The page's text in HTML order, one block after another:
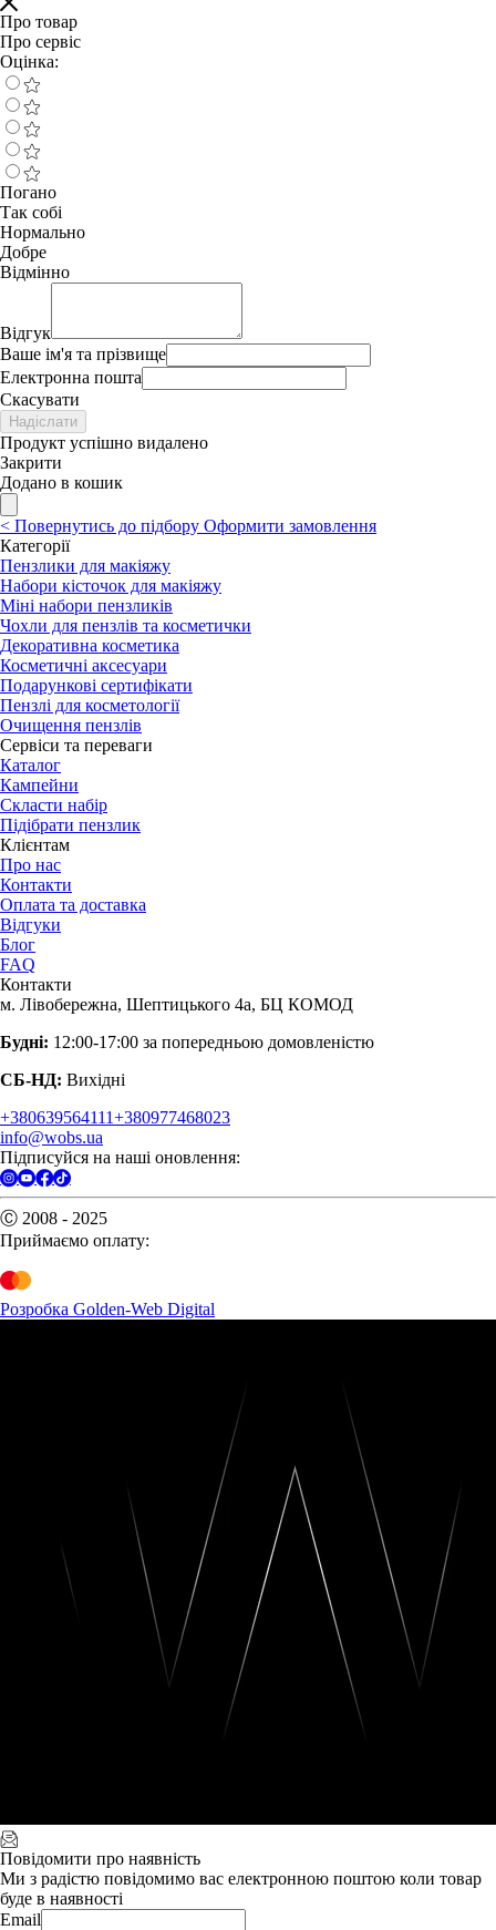
Про товар
Про сервіс
Оцінка:
Погано
Так собі
Нормально
Добре
Відмінно
Відгук
Ваше ім'я та прізвище
Електронна пошта
Скасувати
Надіслати
Продукт успішно видалено
Закрити
Додано в кошик
< Повернутись до підбору Оформити замовлення
Категорії
Пензлики для макіяжу
Набори кісточок для макіяжу
Міні набори пензликів
Чохли для пензлів та косметички
Декоративна косметика
Косметичні аксесуари
Подарункові сертифікати
Пензлі для косметології
Очищення пензлів
Сервіси та переваги
Каталог
Кампейни
Скласти набір
Підібрати пензлик
Клієнтам
Про нас
Контакти
Оплата та доставка
Відгуки
Блог
FAQ
Контакти
м. Лівобережна, Шептицького 4а, БЦ КОМОД
Будні: 12:00-17:00 за попередньою домовленістю
СБ-НД: Вихідні
+380639564111+380977468023
info@wobs.ua
Підписуйся на наші оновлення:
Ⓒ 2008 - 2025
Приймаємо оплату:
Розробка Golden-Web Digital
Повідомити про наявність
Ми з радістю повідомимо вас електронною поштою коли товар
буде в наявності
Email